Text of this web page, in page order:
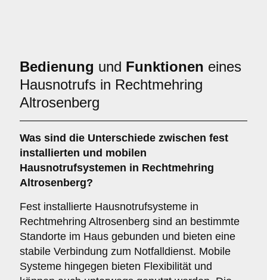
Bedienung und Funktionen eines
Hausnotrufs in Rechtmehring
Altrosenberg
Was sind die Unterschiede zwischen fest
installierten und mobilen
Hausnotrufsystemen in Rechtmehring
Altrosenberg?
Fest installierte Hausnotrufsysteme in
Rechtmehring Altrosenberg sind an bestimmte
Standorte im Haus gebunden und bieten eine
stabile Verbindung zum Notfalldienst. Mobile
Systeme hingegen bieten Flexibilität und